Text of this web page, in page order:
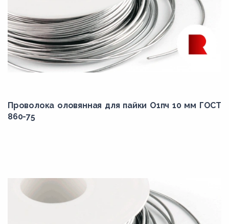
Проволока оловянная для пайки О1пч 10 мм ГОСТ
860-75